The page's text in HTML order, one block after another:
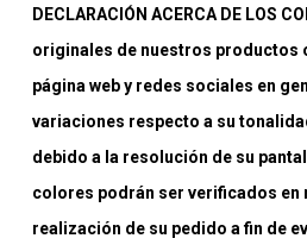
DECLARACIÓN ACERCA DE LOS
originales de nuestros productos
página web y redes sociales en
variaciones respecto a su
debido a la resolución de su
colores podrán ser verificados en
realización de su pedido a fin de